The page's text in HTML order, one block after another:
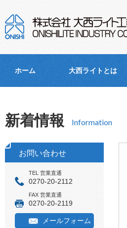
ホーム 大西ライトとは
新着情報 Information
お問い合わせ
TEL 営業直通
0270-20-2112
FAX 営業直通
0270-20-2119
メールフォーム